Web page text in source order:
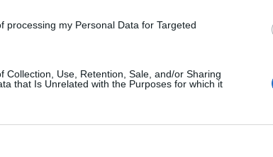
processing my Personal Data for Targeted
Collection, Use, Retention, Sale, and/or Sharing
that Is Unrelated with the Purposes for which it